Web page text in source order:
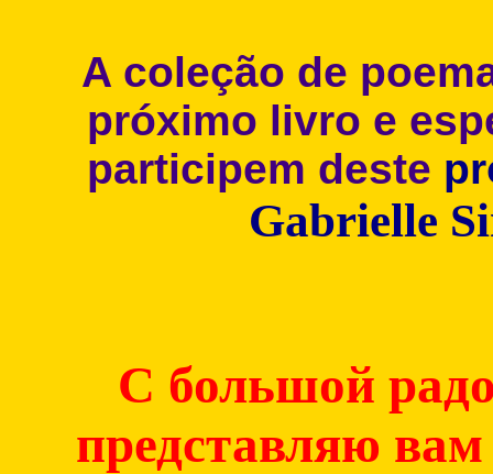
A coleção de
próximo livro e
participem deste
Gabrielle
С большой
представляю